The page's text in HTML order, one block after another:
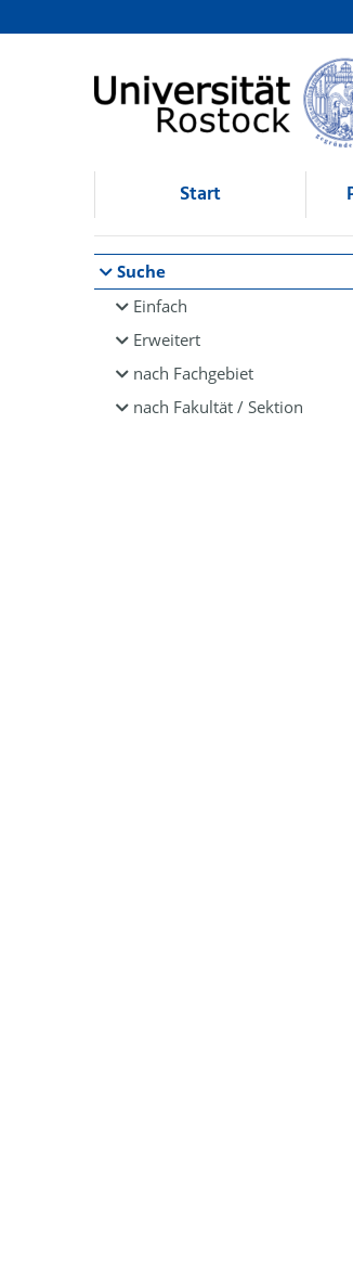
Browsen
direkt zum Inhalt
Start
Suche
Einfach
Erweitert
nach Fachgebiet
nach Fakultät / Sektion